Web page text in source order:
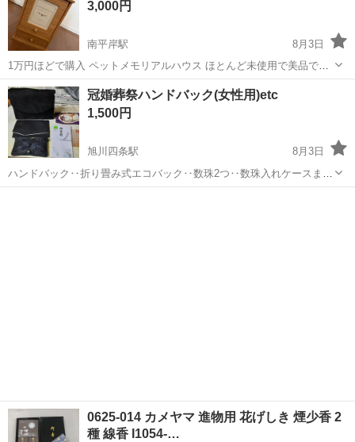
3,000円
南平岸駅
8月3日
1万円ほどで購入 ペットメモリアルハウス ほとんど未使用で美品で
す。 使用しようと準備したのですが、お墓を利用することにしたが為
につかいませんでした。 写真も入れることができ、とても有難いお品
かと思われます。
北海道 札幌市 南平岸駅 冠婚葬祭
冠婚葬祭ハンドバック(女性用)etc
1,500円
旭川四条駅
8月3日
ハンドバック‥折り畳み式エコバック‥数珠2つ‥数珠入れケースまと
めて‼️ハンドバックの取っ手は、取り外し可能‼️プロフ必読‼️
0625-014 カメヤマ 進物用 花げしき 煙少香 2
種 線香 I1054-…